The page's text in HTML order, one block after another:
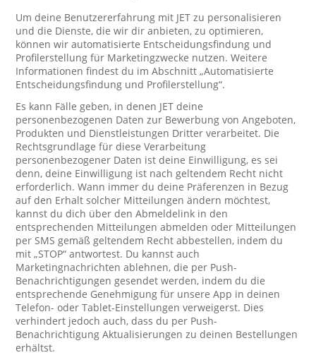
Um deine Benutzererfahrung mit JET zu personalisieren
und die Dienste, die wir dir anbieten, zu optimieren,
können wir automatisierte Entscheidungsfindung und
Profilerstellung für Marketingzwecke nutzen. Weitere
Informationen findest du im Abschnitt „Automatisierte
Entscheidungsfindung und Profilerstellung“.
Es kann Fälle geben, in denen JET deine
personenbezogenen Daten zur Bewerbung von Angeboten,
Produkten und Dienstleistungen Dritter verarbeitet. Die
Rechtsgrundlage für diese Verarbeitung
personenbezogener Daten ist deine Einwilligung, es sei
denn, deine Einwilligung ist nach geltendem Recht nicht
erforderlich. Wann immer du deine Präferenzen in Bezug
auf den Erhalt solcher Mitteilungen ändern möchtest,
kannst du dich über den Abmeldelink in den
entsprechenden Mitteilungen abmelden oder Mitteilungen
per SMS gemäß geltendem Recht abbestellen, indem du
mit „STOP“ antwortest. Du kannst auch
Marketingnachrichten ablehnen, die per Push-
Benachrichtigungen gesendet werden, indem du die
entsprechende Genehmigung für unsere App in deinen
Telefon- oder Tablet-Einstellungen verweigerst. Dies
verhindert jedoch auch, dass du per Push-
Benachrichtigung Aktualisierungen zu deinen Bestellungen
erhältst.